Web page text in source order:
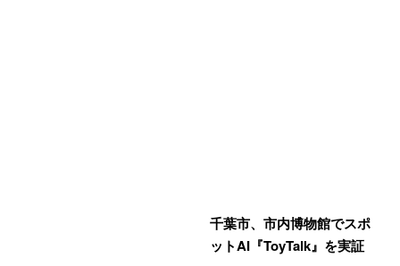
千葉市、市内博物館でスポ
ットAI『ToyTalk』を実証